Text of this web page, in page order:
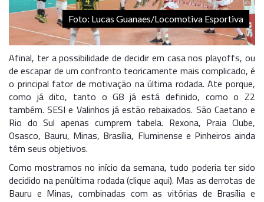
Foto: Lucas Guanaes/Locomotiva Esportiva
Afinal, ter a possibilidade de decidir em casa nos playoffs, ou
de escapar de um confronto teoricamente mais complicado, é
o principal fator de motivação na última rodada. Ate porque,
como já dito, tanto o G8 já está definido, como o Z2
também. SESI e Valinhos já estão rebaixados. São Caetano e
Rio do Sul apenas cumprem tabela. Rexona, Praia Clube,
Osasco, Bauru, Minas, Brasília, Fluminense e Pinheiros ainda
têm seus objetivos.
Como mostramos no início da semana, tudo poderia ter sido
decidido na penúltima rodada (clique aqui). Mas as derrotas de
Bauru e Minas, combinadas com as vitórias de Brasília e